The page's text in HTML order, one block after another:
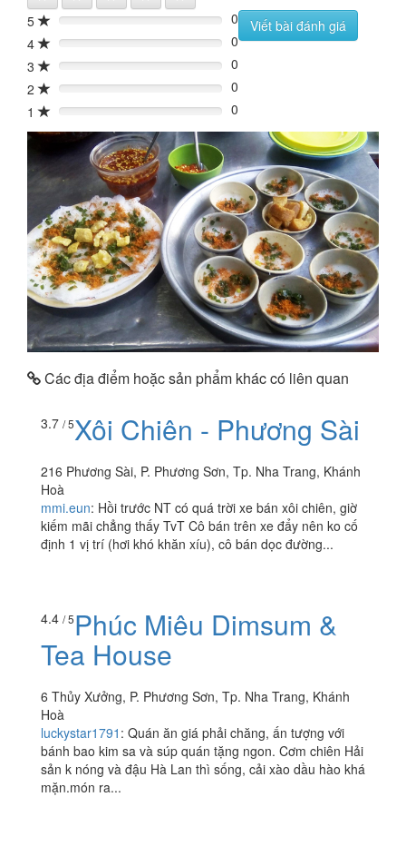
5 0%
0
4
0%
0
3
0%
0
2
0%
0
1
0% 0
Viết bài đánh giá
Các địa điểm hoặc sản phẩm khác có liên quan
3.7 / 5Xôi Chiên - Phương Sài
216 Phương Sài, P. Phương Sơn, Tp. Nha Trang, Khánh
Hoà
mmi.eun: Hồi trước NT có quá trời xe bán xôi chiên, giờ
kiếm mãi chẳng thấy TvT Cô bán trên xe đẩy nên ko cố
định 1 vị trí (hơi khó khăn xíu), cô bán dọc đường...
4.4 / 5Phúc Miêu Dimsum &
Tea House
6 Thủy Xưởng, P. Phương Sơn, Tp. Nha Trang, Khánh
Hoà
luckystar1791 : Quán ăn giá phải chăng, ấn tượng với
bánh bao kim sa và súp quán tặng ngon. Cơm chiên Hải
sản k nóng và đậu Hà Lan thì sống, cải xào dầu hào khá
mặn.món ra...